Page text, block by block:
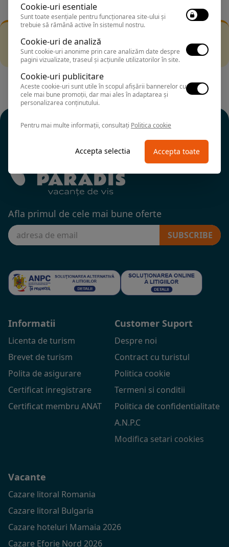
Incearca sa folosesti o cautarea mai generala sau alege
alte fitre.
Afla primul de cele mai bune oferte
SUBSCRIBE
Informatii
Licenta de turism
Brevet de turism
Polita de asigurare
Certificat inregistrare
Certificat membru ANAT
Customer Suport
Despre noi
Contract cu turistul
Politica cookie
Termeni si conditii
Politica de confidentialitate
A.N.P.C
Modifica setari cookies
Vacante
Cazare litoral Romania
Cazare litoral Bulgaria
Cazare hoteluri Mamaia 2026
Cazare Eforie Nord 2026
Cookie-uri esentiale
Sunt toate esențiale pentru funcționarea site-ului și
trebuie să rămână active în sistemul nostru.
Cookie-uri de analiză
Sunt cookie-uri anonime prin care analizăm date despre
pagini vizualizate, traseul și acțiunile utilizatorilor în site.
Cookie-uri publicitare
Aceste cookie-uri sunt utile în scopul afișării bannerelor cu
cele mai bune promoții, dar mai ales în adaptarea și
personalizarea conținutului.
Pentru mai multe informații, consultați Politica cookie
Accepta selectia Accepta toate